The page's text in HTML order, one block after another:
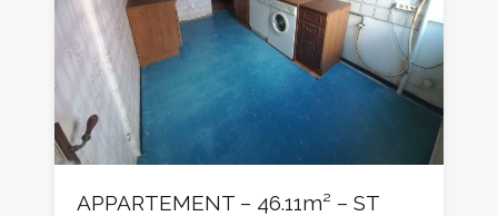
APPARTEMENT – 46.11m² – ST